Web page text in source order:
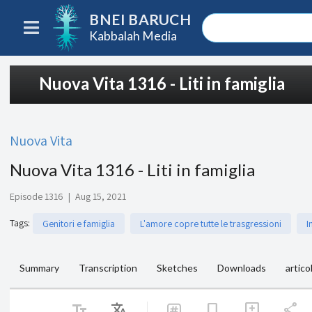
BNEI BARUCH
Kabbalah Media
Nuova Vita 1316 - Liti in famiglia
Nuova Vita
Nuova Vita 1316 - Liti in famiglia
Episode 1316 | Aug 15, 2021
Tags: Genitori e famiglia L'amore copre tutte le trasgressioni
Summary Transcription Sketches Downloads